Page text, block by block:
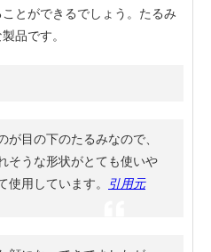
とができるでしょう。たるみ
品です。
目の下のたるみなので、
そうな形状がとても使いや
使用しています。
引用元